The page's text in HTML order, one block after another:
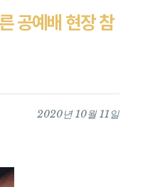
공예배 현장 참
2020년 10월 11일